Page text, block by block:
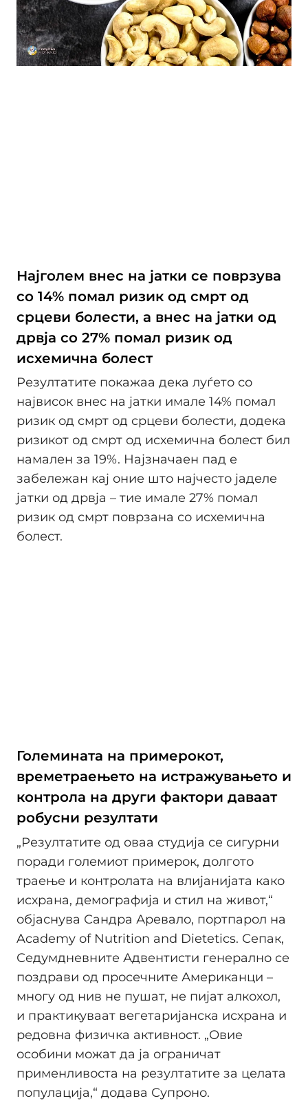
Најголем внес на јатки се поврзува
со 14% помал ризик од смрт од
срцеви болести, а внес на јатки од
дрвја со 27% помал ризик од
исхемична болест
Резултатите покажаа дека луѓето со
највисок внес на јатки имале 14% помал
ризик од смрт од срцеви болести, додека
ризикот од смрт од исхемична болест бил
намален за 19%. Најзначаен пад е
забележан кај оние што најчесто јаделе
јатки од дрвја – тие имале 27% помал
ризик од смрт поврзана со исхемична
болест.
Големината на примерокот,
времетраењето на истражувањето и
контрола на други фактори даваат
робусни резултати
„Резултатите од оваа студија се сигурни
поради големиот примерок, долгото
траење и контролата на влијанијата како
исхрана, демографија и стил на живот,“
објаснува Сандра Аревало, портпарол на
Academy of Nutrition and Dietetics. Сепак,
Седумдневните Адвентисти генерално се
поздрави од просечните Американци –
многу од нив не пушат, не пијат алкохол,
и практикуваат вегетаријанска исхрана и
редовна физичка активност. „Овие
особини можат да ја ограничат
применливоста на резултатите за целата
популација,“ додава Супроно.